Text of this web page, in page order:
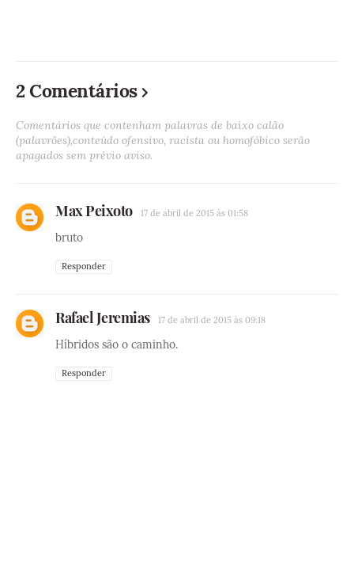
2 Comentários
Comentários que contenham palavras de baixo calão
(palavrões),conteúdo ofensivo, racista ou homofóbico serão
apagados sem prévio aviso.
Max Peixoto 17 de abril de 2015 às 01:58
bruto
Responder
Rafael Jeremias 17 de abril de 2015 às 09:18
Híbridos são o caminho.
Responder